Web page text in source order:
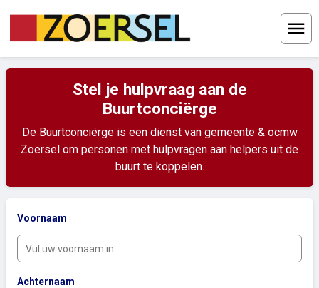
Stel je hulpvraag aan de
Buurtconciërge
De Buurtconciërge is een dienst van gemeente & ocmw
Zoersel om personen met hulpvragen aan helpers uit de
buurt te koppelen.
Voornaam
Achternaam